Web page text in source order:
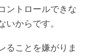
ントロールできな
からです。
ることを嫌がりま